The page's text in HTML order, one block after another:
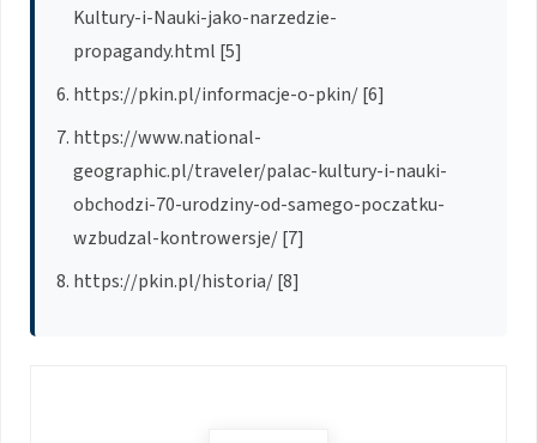
Kultury-i-Nauki-jako-narzedzie-
propagandy.html [5]
https://pkin.pl/informacje-o-pkin/ [6]
https://www.national-
geographic.pl/traveler/palac-kultury-i-nauki-
obchodzi-70-urodziny-od-samego-poczatku-
wzbudzal-kontrowersje/ [7]
https://pkin.pl/historia/ [8]